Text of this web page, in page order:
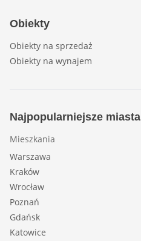
Obiekty
Obiekty na sprzedaż
Obiekty na wynajem
Najpopularniejsze miasta
Mieszkania
Warszawa
Kraków
Wrocław
Poznań
Gdańsk
Katowice